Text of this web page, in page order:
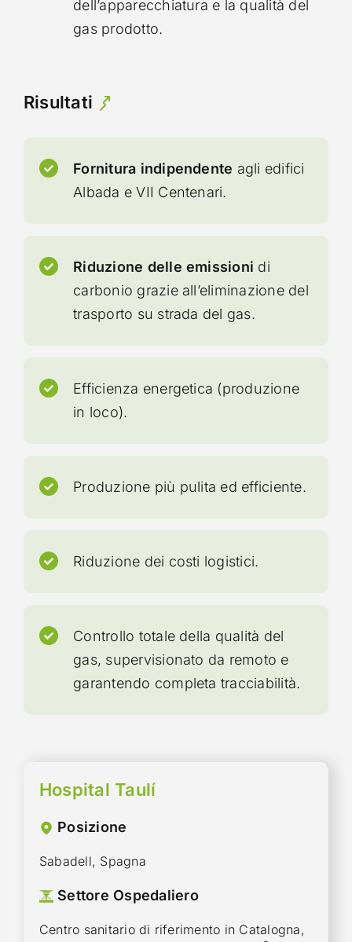
dell’apparecchiatura e la qualità del
gas prodotto.
Risultati
Fornitura indipendente agli edifici
Albada e VII Centenari.
Riduzione delle emissioni di
carbonio grazie all’eliminazione del
trasporto su strada del gas.
Efficienza energetica (produzione
in loco).
Produzione più pulita ed efficiente.
Riduzione dei costi logistici.
Controllo totale della qualità del
gas, supervisionato da remoto e
garantendo completa tracciabilità.
Hospital Taulí
Posizione
Sabadell, Spagna
Settore Ospedaliero
Centro sanitario di riferimento in Catalogna,